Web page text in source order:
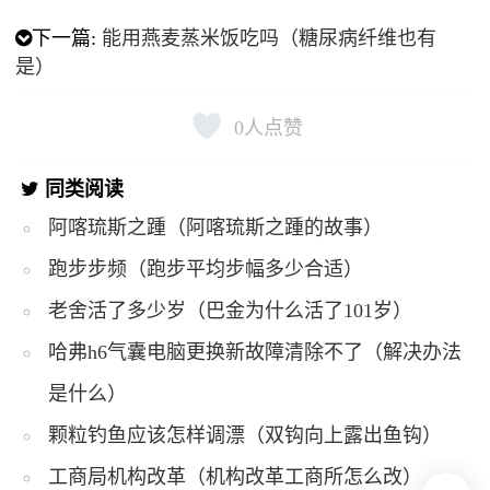
下一篇: 能用燕麦蒸米饭吃吗（糖尿病纤维也有
是）
0人点赞
同类阅读
阿喀琉斯之踵（阿喀琉斯之踵的故事）
跑步步频（跑步平均步幅多少合适）
老舍活了多少岁（巴金为什么活了101岁）
哈弗h6气囊电脑更换新故障清除不了（解决办法
是什么）
颗粒钓鱼应该怎样调漂（双钩向上露出鱼钩）
工商局机构改革（机构改革工商所怎么改）